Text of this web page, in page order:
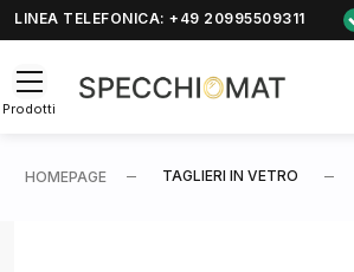
LINEA TELEFONICA: +49 20995509311
Prodotti
HOMEPAGE TAGLIERI IN VETRO